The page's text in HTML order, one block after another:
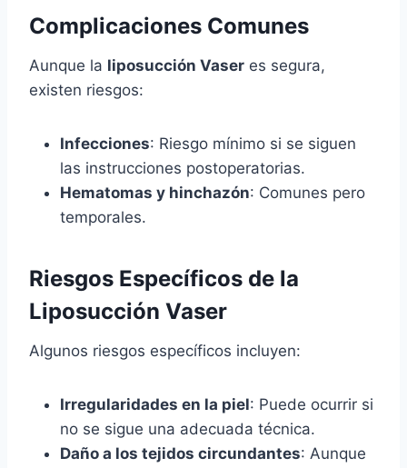
Complicaciones Comunes
Aunque la liposucción Vaser es segura,
existen riesgos:
Infecciones: Riesgo mínimo si se siguen
las instrucciones postoperatorias.
Hematomas y hinchazón: Comunes pero
temporales.
Riesgos Específicos de la
Liposucción Vaser
Algunos riesgos específicos incluyen:
Irregularidades en la piel: Puede ocurrir si
no se sigue una adecuada técnica.
Daño a los tejidos circundantes: Aunque